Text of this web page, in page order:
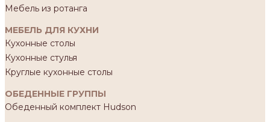
Мебель из ротанга
МЕБЕЛЬ ДЛЯ КУХНИ
Кухонные столы
Кухонные стулья
Круглые кухонные столы
ОБЕДЕННЫЕ ГРУППЫ
Обеденный комплект Hudson